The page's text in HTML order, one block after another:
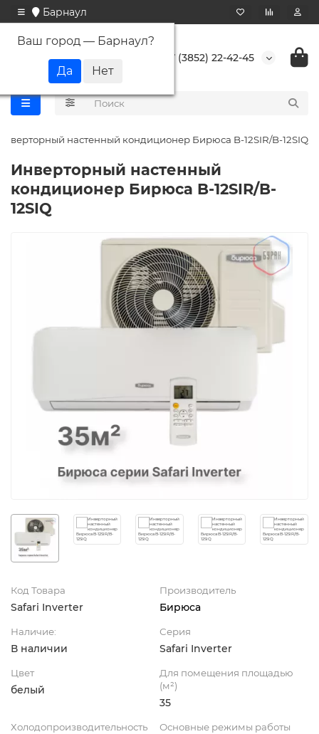
Барнаул
Ваш город — Барнаул?
+7 (3852) 22-42-45
настенный кондиционер Бирюса B-12SIR/B-12SIQ
Инверторный настенный
кондиционер Бирюса B-12SIR/B-
12SIQ
Код Товара
Safari Inverter
Производитель
Бирюса
Наличие:
В наличии
Серия
Safari Inverter
Цвет
белый
Для помещения площадью
(м²)
35
Холодопроизводительность
Основные режимы работы